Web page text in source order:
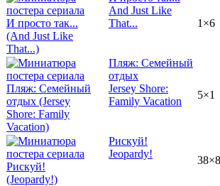
And Just Like
That...
1×6
Пляж: Семейный
отдых
Jersey Shore:
Family Vacation
5×1
Рискуй!
Jeopardy!